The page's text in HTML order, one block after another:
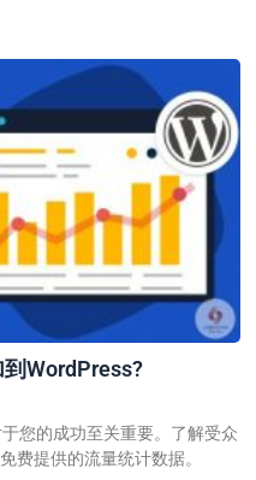
WordPress?
您的成功至关重要。了解受众
费提供的流量统计数据。